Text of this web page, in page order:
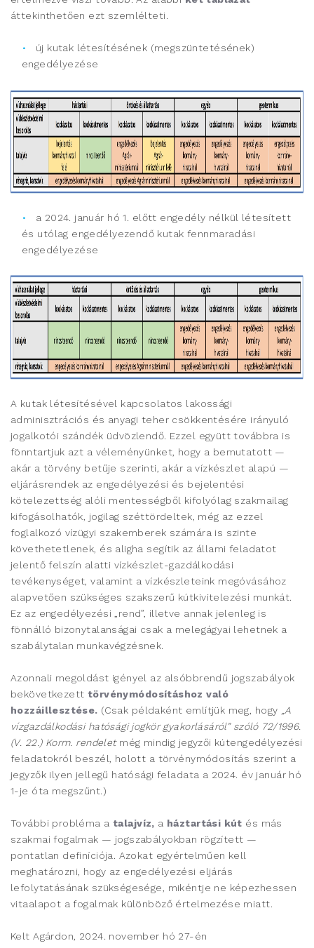
áttekinthetően ezt szemlélteti.
új kutak létesítésének (megszüntetésének)
engedélyezése
a 2024. január hó 1. előtt engedély nélkül létesített
és utólag engedélyezendő kutak fennmaradási
engedélyezése
A kutak létesítésével kapcsolatos lakossági
adminisztrációs és anyagi teher csökkentésére irányuló
jogalkotói szándék üdvözlendő. Ezzel együtt továbbra is
fönntartjuk azt a véleményünket, hogy a bemutatott —
akár a törvény betűje szerinti, akár a vízkészlet alapú —
eljárásrendek az engedélyezési és bejelentési
kötelezettség alóli mentességből kifolyólag szakmailag
kifogásolhatók, jogilag széttördeltek, még az ezzel
foglalkozó vízügyi szakemberek számára is szinte
követhetetlenek, és aligha segítik az állami feladatot
jelentő felszín alatti vízkészlet-gazdálkodási
tevékenységet, valamint a vízkészleteink megóvásához
alapvetően szükséges szakszerű kútkivitelezési munkát.
Ez az engedélyezési „rend”, illetve annak jelenleg is
fönnálló bizonytalanságai csak a melegágyai lehetnek a
szabálytalan munkavégzésnek.
Azonnali megoldást igényel az alsóbbrendű jogszabályok
bekövetkezett törvénymódosításhoz való
hozzáillesztése. (Csak példaként említjük meg, hogy
„A
vízgazdálkodási hatósági jogkör gyakorlásáról” szóló 72/1996.
(V. 22.) Korm. rendeletmég mindig jegyzői kútengedélyezési
feladatokról beszél, holott a törvénymódosítás szerint a
jegyzők ilyen jellegű hatósági feladata a 2024. év január hó
1-je óta megszűnt.)
További probléma a talajvíz, a háztartási kút és más
szakmai fogalmak — jogszabályokban rögzített —
pontatlan definíciója. Azokat egyértelműen kell
meghatározni, hogy az engedélyezési eljárás
lefolytatásának szükségesége, mikéntje ne képezhessen
vitaalapot a fogalmak különböző értelmezése miatt.
Kelt Agárdon, 2024. november hó 27-én